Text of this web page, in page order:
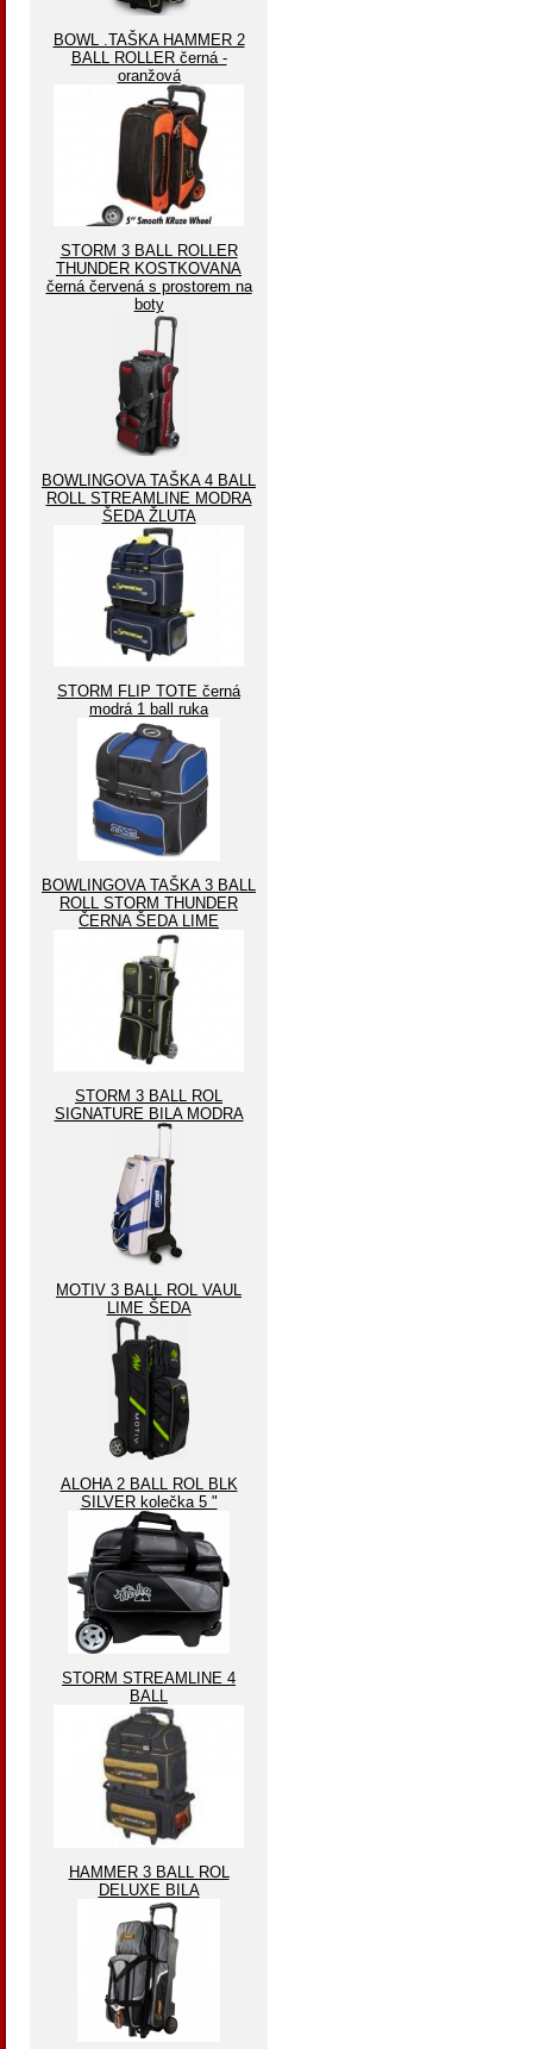
BOWL .TAŠKA HAMMER 2
BALL ROLLER černá -
oranžová
STORM 3 BALL ROLLER
THUNDER KOSTKOVANA
černá červená s prostorem na
boty
BOWLINGOVA TAŠKA 4 BALL
ROLL STREAMLINE MODRA
ŠEDA ŽLUTA
STORM FLIP TOTE černá
modrá 1 ball ruka
BOWLINGOVA TAŠKA 3 BALL
ROLL STORM THUNDER
ČERNA ŠEDA LIME
STORM 3 BALL ROL
SIGNATURE BILA MODRA
MOTIV 3 BALL ROL VAUL
LIME ŠEDA
ALOHA 2 BALL ROL BLK
SILVER kolečka 5 "
STORM STREAMLINE 4
BALL
HAMMER 3 BALL ROL
DELUXE BILA